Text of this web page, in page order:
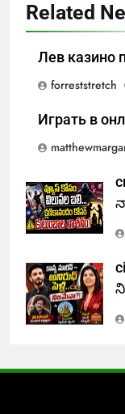
Related
Лев казино
forreststretch
Играть в